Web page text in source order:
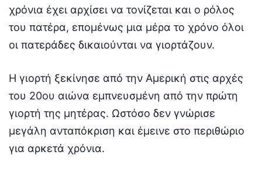
χρόνια έχει αρχίσει να τονίζεται και ο ρόλος
του πατέρα, επομένως μια μέρα το χρόνο όλοι
οι πατεράδες δικαιούνται να γιορτάζουν.
Η γιορτή ξεκίνησε από την Αμερική στις αρχές
του 20ου αιώνα εμπνευσμένη από την πρώτη
γιορτή της μητέρας. Ωστόσο δεν γνώρισε
μεγάλη ανταπόκριση και έμεινε στο περιθώριο
για αρκετά χρόνια.